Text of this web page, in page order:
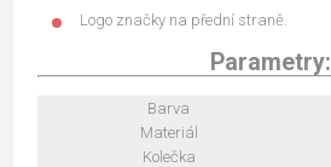
Logo značky na přední straně.
Parametry:
Barva
Materiál
Kolečka